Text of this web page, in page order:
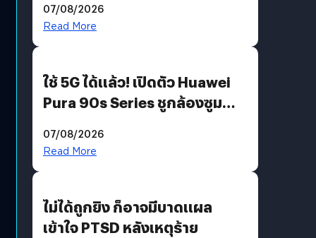
บริโภคและ B2B
07/08/2026
Read More
ใช้ 5G ได้แล้ว! เปิดตัว Huawei
Pura 90s Series ชูกล้องซูม
07/08/2026
Read More
ไม่ได้ถูกยิง ก็อาจมีบาดแผล
เข้าใจ PTSD หลังเหตุร้าย